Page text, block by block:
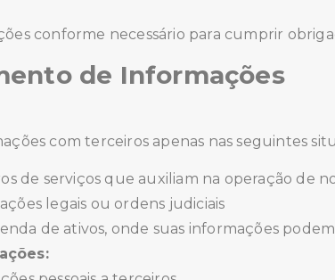
conforme necessário para cumprir
de Informações
com terceiros apenas nas seguintes
de serviços que auxiliam na operação de
legais ou ordens judiciais
de ativos, onde suas informações